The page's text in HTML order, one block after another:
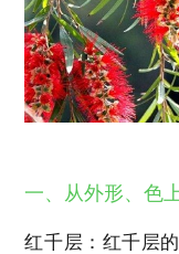
一、从外形、色
红千层：红千层